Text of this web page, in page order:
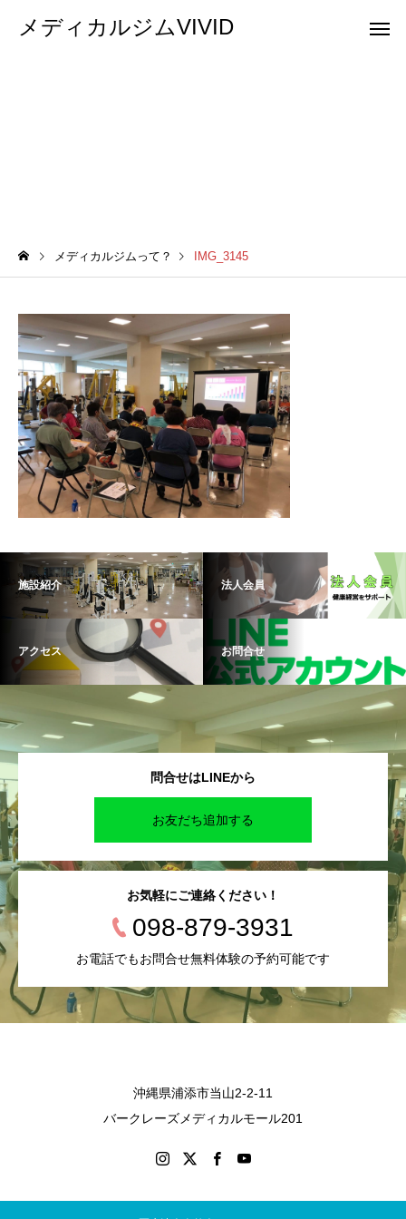
メディカルジムVIVID
メディカルジムって？ IMG_3145
施設紹介 法人会員
アクセス お問合せ
問合せはLINEから
お友だち追加する
お気軽にご連絡ください！
098-879-3931
お電話でもお問合せ無料体験の予約可能です
沖縄県浦添市当山2-2-11
バークレーズメディカルモール201